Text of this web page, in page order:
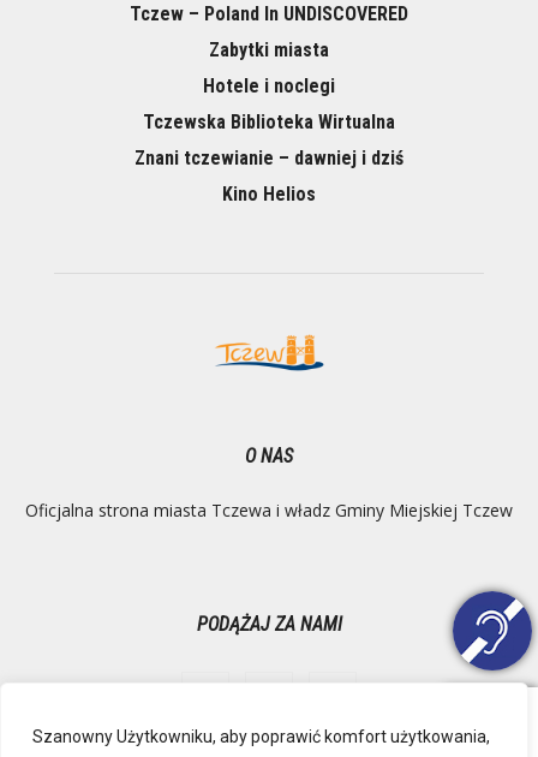
Szanowny Użytkowniku, aby poprawić komfort użytkowania,
Tczew – Poland In UNDISCOVERED
Zabytki miasta
Hotele i noclegi
Tczewska Biblioteka Wirtualna
Znani tczewianie – dawniej i dziś
Kino Helios
O NAS
Oficjalna strona miasta Tczewa i władz Gminy Miejskiej Tczew
PODĄŻAJ ZA NAMI